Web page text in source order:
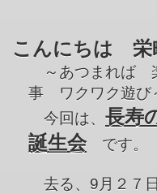
こんにちは 栄
～あつまれば
事 ワクワク遊び
今回は、 長寿
誕生会です。
去る、9月２７